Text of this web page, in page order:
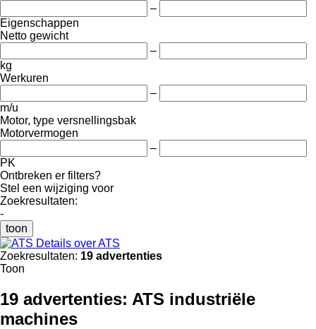
–
Eigenschappen
Netto gewicht
–
kg
Werkuren
–
m/u
Motor, type versnellingsbak
Motorvermogen
–
PK
Ontbreken er filters?
Stel een wijziging voor
Zoekresultaten:
-
toon
Details over ATS
Zoekresultaten: 19 advertenties
Toon
19 advertenties: ATS industriële
machines